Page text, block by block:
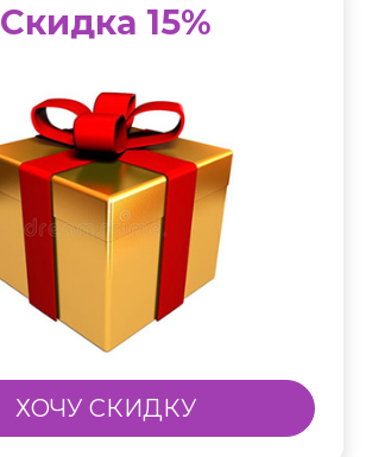
Скидка 15%
ХОЧУ СКИДКУ